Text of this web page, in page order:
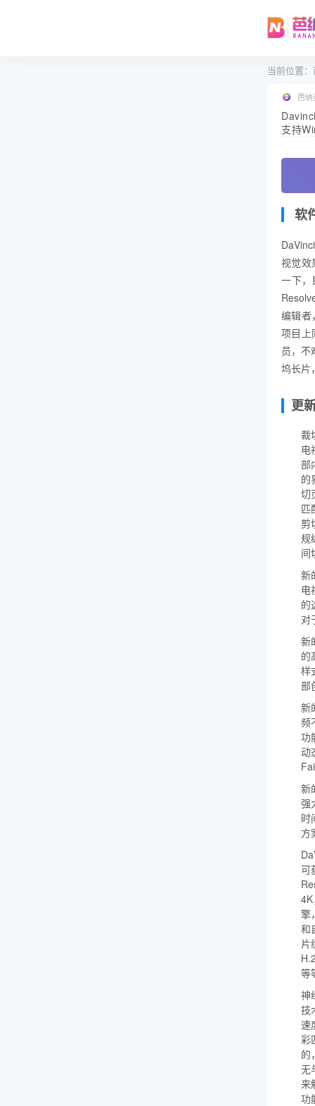
当前位置：
芭
支持
软
视觉效
一下，
编辑者
项目上
员，
坞长片
更
裁
电
部
的
切
匹
剪
规
间
新
电
的
对
新
的
样
部
新
频
功
动
新
强
时
方
可
擎
和
片
等
神
技
速
彩
的
无
来
功